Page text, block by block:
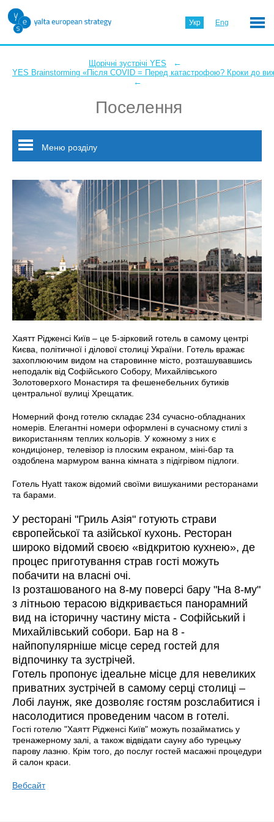
Укр Eng
Щорічні зустрічі YES ←
YES Brainstorming «Після COVID = Перед катастрофою? Кроки до
←
Поселення
Меню розділу
Хаятт Рідженсі Київ – це 5-зірковий готель в самому центрі
Києва, політичної і ділової столиці України. Готель вражає
захоплюючим видом на старовинне місто, розташувавшись
неподалік від Софійського Собору, Михайлівського
Золотоверхого Монастиря та фешенебельних бутиків
центральної вулиці Хрещатик.
Номерний фонд готелю складає 234 сучасно-обладнаних
номерів. Елегантні номери оформлені в сучасному стилі з
використанням теплих кольорів. У кожному з них є
кондиціонер, телевізор із плоским екраном, міні-бар та
оздоблена мармуром ванна кімната з підігрівом підлоги.
Готель Hyatt також відомий своїми вишуканими ресторанами
та барами.
У ресторані "Гриль Азія" готують страви
європейської та азійської кухонь. Ресторан
широко відомий своєю «відкритою кухнею», де
процес приготування страв гості можуть
побачити на власні очі.
Із розташованого на 8-му поверсі бару "На 8-му"
з літньою терасою відкривається панорамний
вид на історичну частину міста - Софійський і
Михайлівський собори. Бар на 8 -
найпопулярніше місце серед гостей для
відпочинку та зустрічей.
Готель пропонує ідеальне місце для невеликих
приватних зустрічей в самому серці столиці –
Лобі лаунж, яке дозволяє гостям розслабитися і
насолодитися проведеним часом в готелі.
Гості готелю "Хаятт Рідженсі Київ" можуть позайматись у
тренажерному залі, а також відвідати сауну або турецьку
парову лазню. Крім того, до послуг гостей масажні процедури
й салон краси.
Вебсайт